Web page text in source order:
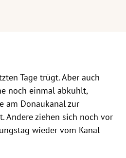
Tage trügt. Aber auch
noch einmal abkühlt,
am Donaukanal zur
Andere ziehen sich noch vor
wieder vom Kanal